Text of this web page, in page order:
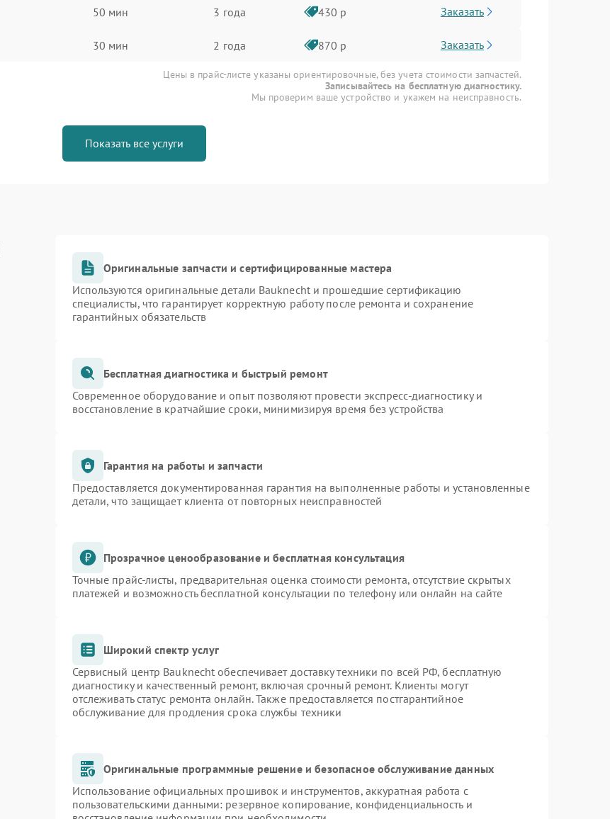
50 мин 3 года 430 р Заказать
30 мин 2 года 870 р Заказать
Цены в прайс-листе указаны ориентировочные, без учета стоимости запчастей.
Записывайтесь на бесплатную диагностику.
Мы проверим ваше устройство и укажем на неисправность.
Показать все услуги
Оригинальные запчасти и сертифицированные мастера
Используются оригинальные детали Bauknecht и прошедшие сертификацию
специалисты, что гарантирует корректную работу после ремонта и сохранение
гарантийных обязательств
Бесплатная диагностика и быстрый ремонт
Современное оборудование и опыт позволяют провести экспресс-диагностику и
восстановление в кратчайшие сроки, минимизируя время без устройства
Гарантия на работы и запчасти
Предоставляется документированная гарантия на выполненные работы и установленные
детали, что защищает клиента от повторных неисправностей
Прозрачное ценообразование и бесплатная консультация
Точные прайс-листы, предварительная оценка стоимости ремонта, отсутствие скрытых
платежей и возможность бесплатной консультации по телефону или онлайн на сайте
Широкий спектр услуг
Сервисный центр Bauknecht обеспечивает доставку техники по всей РФ, бесплатную
диагностику и качественный ремонт, включая срочный ремонт. Клиенты могут
отслеживать статус ремонта онлайн. Также предоставляется постгарантийное
обслуживание для продления срока службы техники
Оригинальные программные решение и безопасное обслуживание данных
Использование официальных прошивок и инструментов, аккуратная работа с
пользовательскими данными: резервное копирование, конфиденциальность и